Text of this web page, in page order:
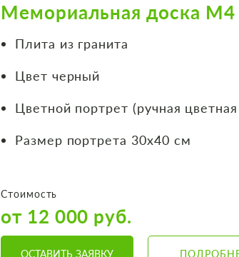
Мемориальная доска М4
Плита из гранита
Цвет черный
Цветной портрет (ручная
Размер портрета 30х40 см
Стоимость
от 12 000 руб.
ОСТАВИТЬ ЗАЯВКУ